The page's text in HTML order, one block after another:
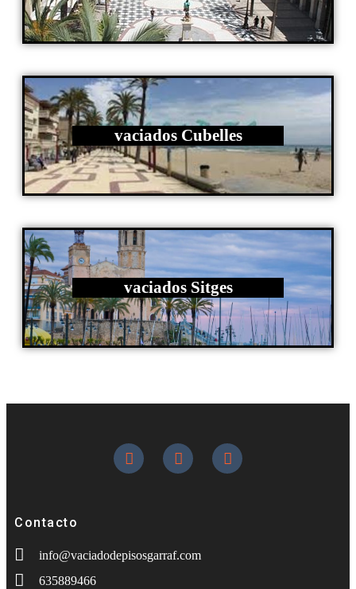
vaciados Cubelles
vaciados Sitges
Contacto
info@vaciadodepisosgarraf.com
635889466